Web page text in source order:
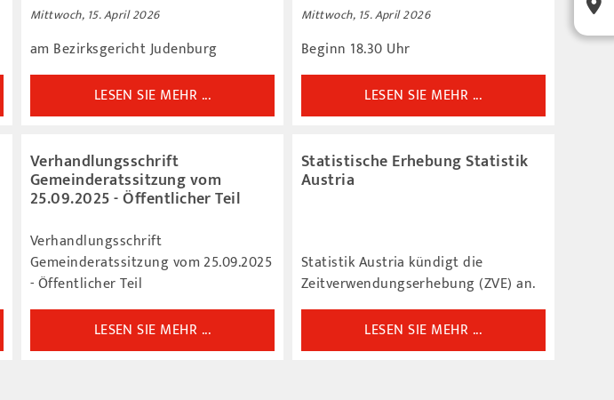
Mittwoch, 15. April 2026
am Bezirksgericht Judenburg
LESEN SIE MEHR ...
Mittwoch, 15. April 2026
Beginn 18.30 Uhr
LESEN SIE MEHR ...
Verhandlungsschrift
Gemeinderatssitzung vom
25.09.2025 - Öffentlicher Teil
Verhandlungsschrift
Gemeinderatssitzung vom 25.09.2025
- Öffentlicher Teil
LESEN SIE MEHR ...
Statistische Erhebung Statistik
Austria
Statistik Austria kündigt die
Zeitverwendungserhebung (ZVE) an.
LESEN SIE MEHR ...